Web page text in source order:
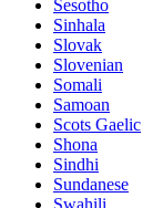
Sesotho
Sinhala
Slovak
Slovenian
Somali
Samoan
Scots Gaelic
Shona
Sindhi
Sundanese
Swahili